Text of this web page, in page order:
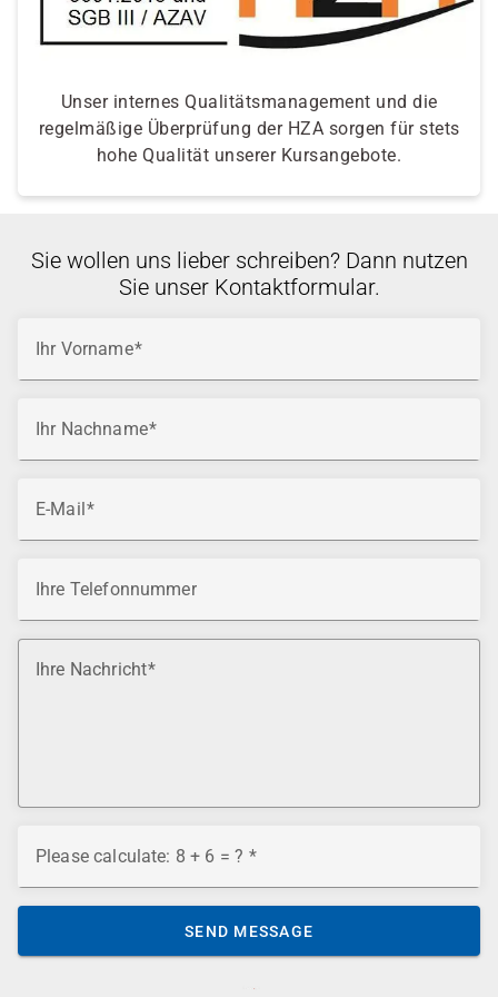
Unser internes Qualitätsmanagement und die
regelmäßige Überprüfung der HZA sorgen für stets
hohe Qualität unserer Kursangebote.
Sie wollen uns lieber schreiben? Dann nutzen
Sie unser Kontaktformular.
Ihr Vorname
Ihr Nachname
E-Mail
Ihre Telefonnummer
Ihre Nachricht
Please calculate: 8 + 6 = ?
SEND MESSAGE